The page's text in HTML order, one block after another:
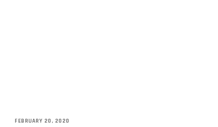
FEBRUARY 20, 2020